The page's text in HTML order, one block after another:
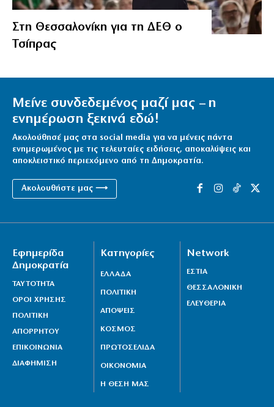
Στη Θεσσαλονίκη για τη ΔΕΘ ο
Τσίπρας
Μείνε συνδεδεμένος μαζί μας – η
ενημέρωση ξεκινά εδώ!
Ακολούθησέ μας στα social media για να μένεις πάντα
ενημερωμένος με τις τελευταίες ειδήσεις, αποκαλύψεις και
αποκλειστικό περιεχόμενο από τη Δημοκρατία.
Ακολουθήστε μας ⟶
Εφημερίδα
Δημοκρατία
ΤΑΥΤΟΤΗΤΑ
ΟΡΟΙ ΧΡΗΣΗΣ
ΠΟΛΙΤΙΚΗ
ΑΠΟΡΡΗΤΟΥ
ΕΠΙΚΟΙΝΩΝΙΑ
ΔΙΑΦΗΜΙΣΗ
Κατηγορίες
ΕΛΛΑΔΑ
ΠΟΛΙΤΙΚΗ
ΑΠΟΨΕΙΣ
ΚΟΣΜΟΣ
ΠΡΩΤΟΣΕΛΙΔΑ
ΟΙΚΟΝΟΜΙΑ
Η ΘΕΣΗ ΜΑΣ
Network
ΕΣΤΙΑ
ΘΕΣΣΑΛΟΝΙΚΗ
ΕΛΕΥΘΕΡΙΑ